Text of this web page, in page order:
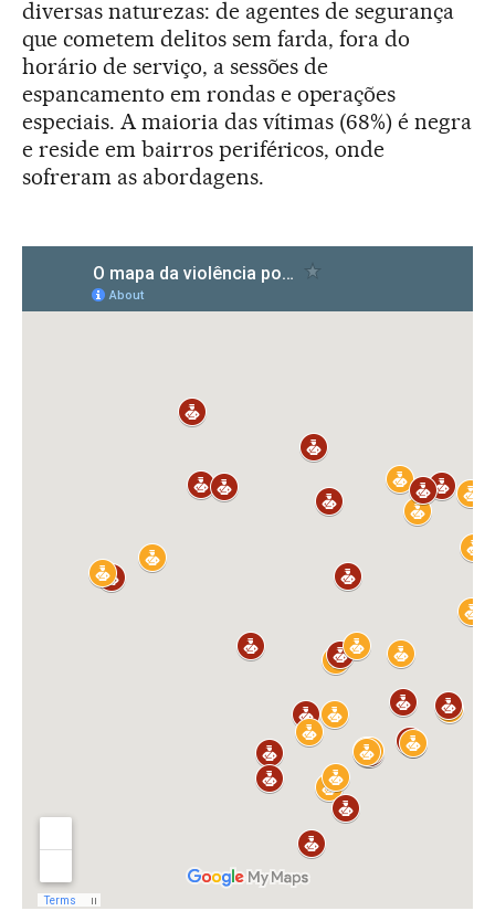
diversas naturezas: de agentes de segurança
que cometem delitos sem farda, fora do
horário de serviço, a sessões de
espancamento em rondas e operações
especiais. A maioria das vítimas (68%) é negra
e reside em bairros periféricos, onde
sofreram as abordagens.